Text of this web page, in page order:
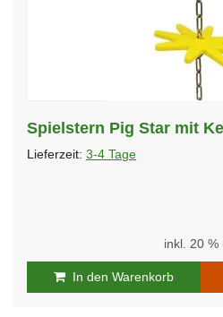
Spielstern Pig Star mit
Lieferzeit: 3-4 Tage
inkl. 20 %
In den Warenkorb